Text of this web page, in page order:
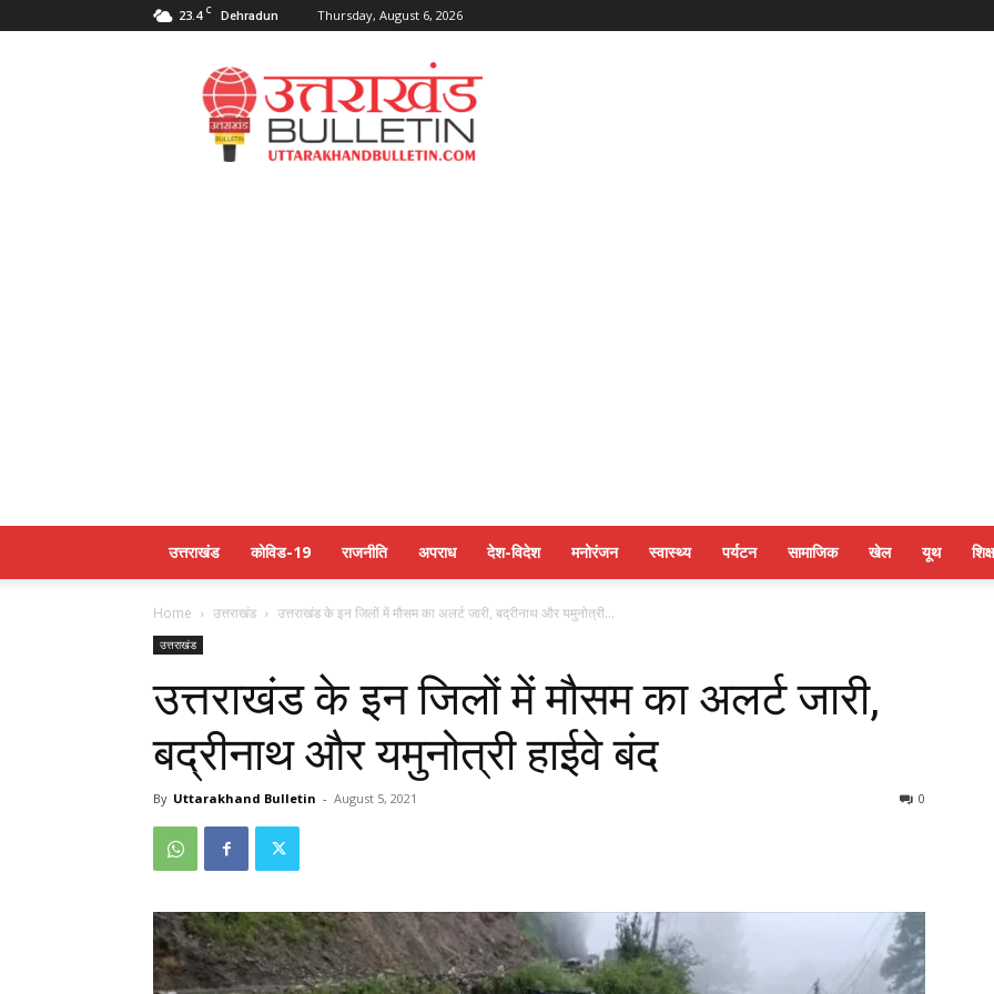
23.4 C Dehradun Thursday, August 6, 2026
Uttarakahnd
Bulletin
उत्तराखंड कोविड-19 राजनीति अपराध देश-विदेश मनोरंजन स्वास्थ्य पर्यटन सामाजिक खेल यूथ
Home उत्तराखंड उत्तराखंड के इन जिलों में मौसम का अलर्ट जारी, बद्रीनाथ और यमुनोत्री...
उत्तराखंड
उत्तराखंड के इन जिलों में मौसम का अलर्ट जारी,
बद्रीनाथ और यमुनोत्री हाईवे बंद
By Uttarakhand Bulletin - August 5, 2021 0